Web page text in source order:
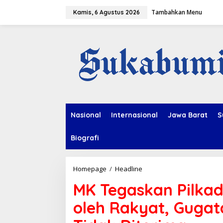
Kamis, 6 Agustus 2026 Tambahkan Menu
Nasional Internasional Jawa Barat
Biografi
Homepage / Headline
T
e
g
a
MK Tegaskan
oleh Rakyat,